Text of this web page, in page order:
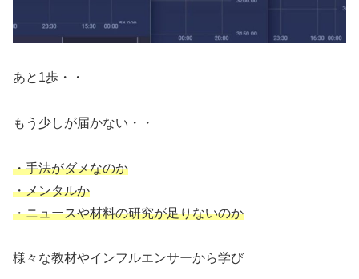
あと1歩・・
もう少しが届かない・・
・手法がダメなのか
・メンタルか
・ニュースや材料の研究が足りないのか
様々な教材やインフルエンサーから学び